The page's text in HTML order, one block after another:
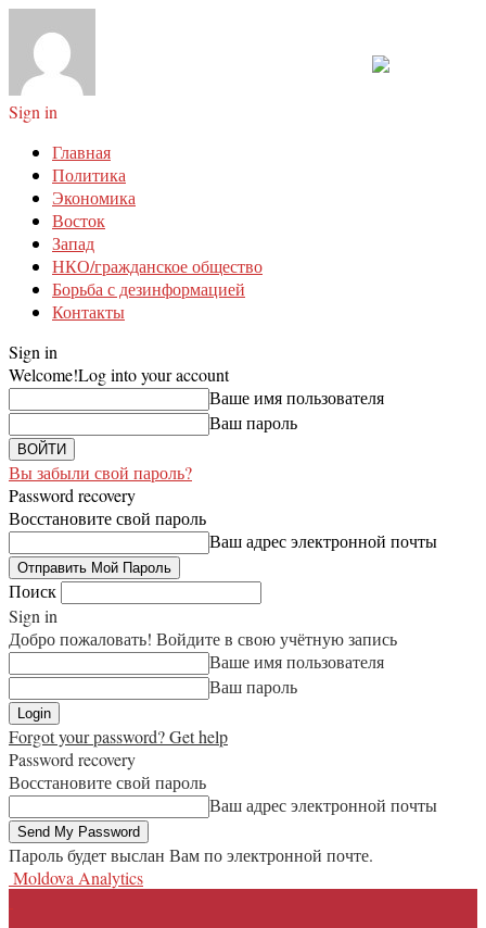
Sign in
Главная
Политика
Экономика
Восток
Запад
НКО/гражданское общество
Борьба с дезинформацией
Контакты
Sign in
Welcome!Log into your account
Ваше имя пользователя
Ваш пароль
Вы забыли свой пароль?
Password recovery
Восстановите свой пароль
Ваш адрес электронной почты
Поиск
Sign in
Добро пожаловать! Войдите в свою учётную запись
Ваше имя пользователя
Ваш пароль
Forgot your password? Get help
Password recovery
Восстановите свой пароль
Ваш адрес электронной почты
Пароль будет выслан Вам по электронной почте.
Moldova Analytics